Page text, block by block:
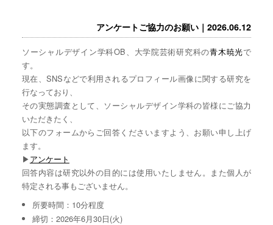
アンケートご協力のお願い｜2026.06.12
ソーシャルデザイン学科OB、大学院芸術研究科の青木暁光で
す。
現在、SNSなどで利用されるプロフィール画像に関する研究を
行なっており、
その実態調査として、ソーシャルデザイン学科の皆様にご協力
いただきたく、
以下のフォームからご回答くださいますよう、お願い申し上げ
ます。
▶︎アンケート
回答内容は研究以外の目的には使用いたしません。また個人が
特定される事もございません。
所要時間：10分程度
締切：2026年6月30日(火)